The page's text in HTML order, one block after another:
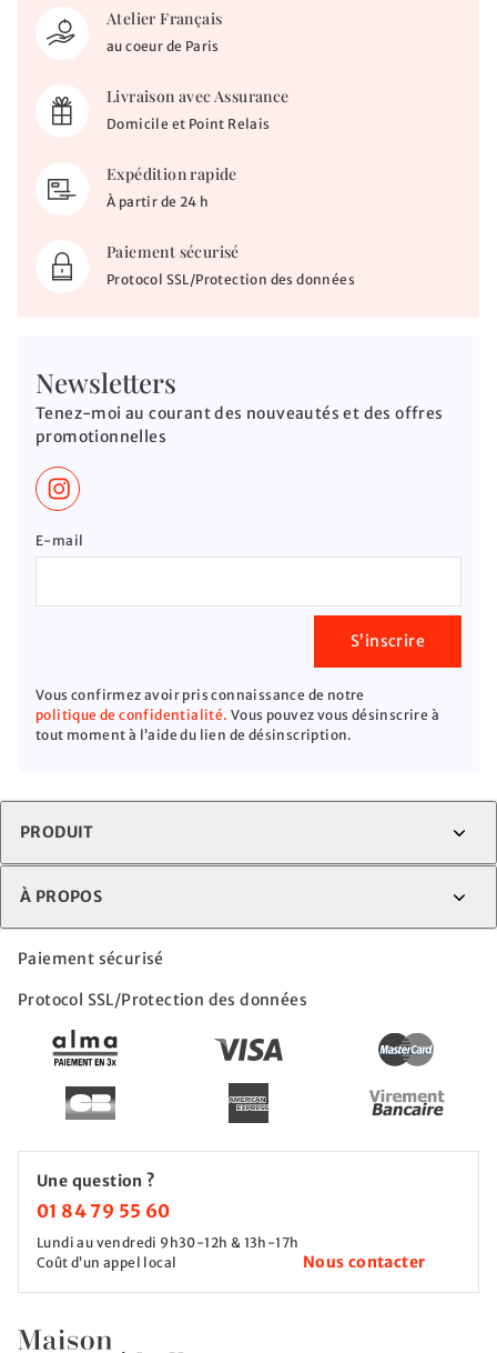
Atelier Français
au coeur de Paris
Livraison avec Assurance
Domicile et Point Relais
Expédition rapide
À partir de 24 h
Paiement sécurisé
Protocol SSL/Protection des données
Newsletters
Tenez-moi au courant des nouveautés et des offres
promotionnelles
E-mail
S’inscrire
Vous confirmez avoir pris connaissance de notre
politique de confidentialité. Vous pouvez vous désinscrire à
tout moment à l’aide du lien de désinscription.
PRODUIT
À PROPOS
Paiement sécurisé
Protocol SSL/Protection des données
Une question ?
01 84 79 55 60
Lundi au vendredi 9h30-12h & 13h-17h
Coût d’un appel local
Nous contacter